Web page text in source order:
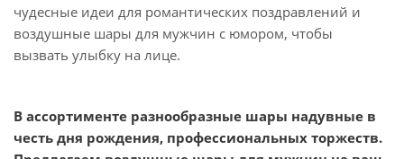
чудесные идеи для романтических поздравлений и
воздушные шары для мужчин с юмором, чтобы
вызвать улыбку на лице.
В ассортименте разнообразные шары надувные в
честь дня рождения, профессиональных торжеств.